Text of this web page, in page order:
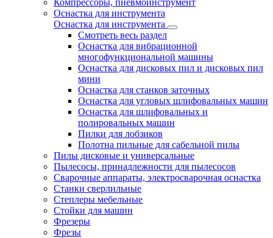
Компрессоры, пневмоинструмент
Оснастка для инструмента
Оснастка для инструмента
Смотреть весь раздел
Оснастка для вибрационной
многофункциональной машины
Оснастка для дисковых пил и дисковых пил
мини
Оснастка для станков заточных
Оснастка для угловых шлифовальных машин
Оснастка для шлифовальных и
полировальных машин
Пилки для лобзиков
Полотна пильные для сабельной пилы
Пилы дисковые и универсальные
Пылесосы, принадлежности для пылесосов
Сварочные аппараты, электросварочная оснастка
Станки сверлильные
Степлеры мебельные
Стойки для машин
Фрезеры
Фрезы